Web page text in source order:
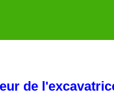
de